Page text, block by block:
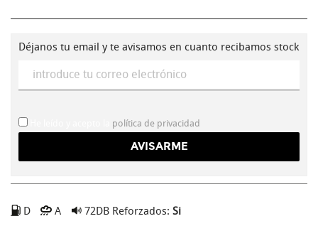
Déjanos tu email y te avisamos en cuanto recibamos stock
política de privacidad
D A 72DB Reforzados: Si